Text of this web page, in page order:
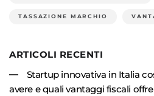
TASSAZIONE MARCHIO
ARTICOLI RECENTI
Startup innovativa in Italia
avere e quali vantaggi fiscali offre